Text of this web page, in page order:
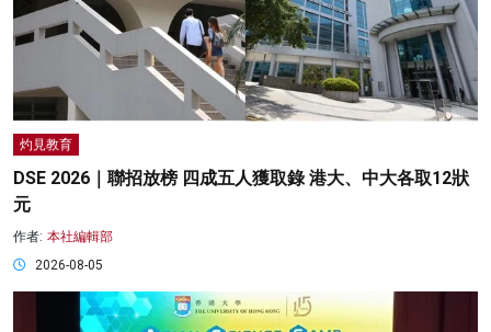
灼見教育
DSE 2026｜聯招放榜 四成五人獲取錄 港大、中大各取12狀
元
作者: 本社編輯部
2026-08-05